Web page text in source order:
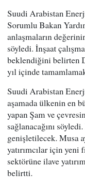
Suudi Arabistan
Sorumlu Bakan
anlaşmaların
söyledi. İnşaat
beklendiğini belirten
yıl içinde
Suudi Arabistan
aşamada ülkenin en
yapan Şam ve
sağlanacağını
genişletilecek. Musa
yatırımcılar için
sektörüne ilave
belirtti.